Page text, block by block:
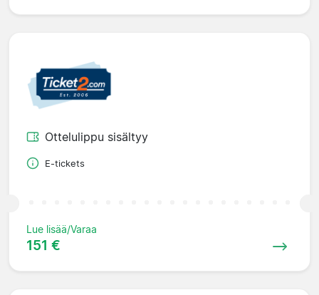
Ottelulippu sisältyy
E-tickets
Lue lisää/Varaa
151 €